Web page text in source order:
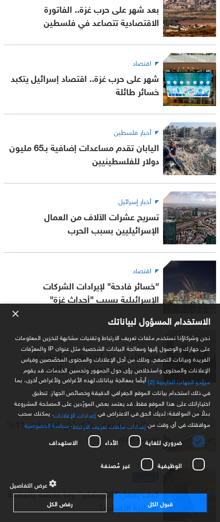
بعد شهر على حرب غزة.. الفاتورة
الاقتصادية تتصاعد في فلسطين
اقتصاد
شهر على حرب غزة.. اقتصاد إسرائيل يتكبد
خسائر طائلة
أخبار فلسطين
اليابان تقدم مساعدات إضافية بـ65 مليون
دولار للفلسطينيين
أخبار إسرائيل
تسريح عشرات الآلاف من العمال
الإسرائيليين بسبب الحرب
اقتصاد
"خسائر فادحة" لإيرادات الشركات
الإسرائيلية بسبب "أحداث غزة"
تكنولوجيا
مسؤول في مايكروسوفت: الحرب تهدد
شركات التكنولوجيا في إسرائيل
أخبار إسرائيل
بسبب الحرب
كيف يعمل "الفرنشايز" وما علاقته بالعلامة
التجارية الأصلية؟
× الاستخدام المسؤول لبياناتك
نحن وشركاؤنا نستخدم ملفات تعريف الارتباط وتقنيات مشابهة لتخزين المعلومات
على جهازك والوصول إليها ومعالجة البيانات الشخصية مثل عنوان IP والمعرّفات
الفريدة وبيانات التصفح، وذلك من أجل الإعلانات والمحتوى المخصّصين وقياس
الإعلانات والمحتوى واستخلاص رؤى حول الجمهور وتحسين الخدمات. قد يقوم
مزوّدو الجهات الخارجية (2)
أيضًا بمعالجة بياناتك لهذه الأغراض ولأغراض أخرى، بما
في ذلك استخدام بيانات الموقع الجغرافي الدقيقة وخصائص الجهاز. تنطبق
اختياراتك على هذا الموقع فقط. قد يعتمد بعض المورّدين على المصلحة المشروعة
بدلاً من الموافقة؛ لديك الحق في الاعتراض في إعدادات الإعلانات . يمكنك سحب
موافقتك في أي وقت من إعدادات ملفات تعريف الارتباط سياسة الخصوصية
ضروري للغاية
الأداء الاستهداف
الوظيفية غير مُصنفة
عرض التفاصيل
قبول الكل
رفض الكل